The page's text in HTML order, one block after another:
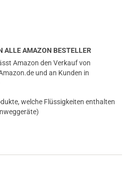
ALLE AMAZON BESTELLER
Amazon den Verkauf von
und an Kunden in
welche Flüssigkeiten enthalten